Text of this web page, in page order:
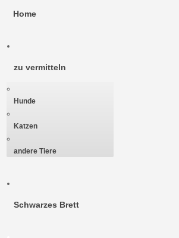
Home
zu vermitteln
Hunde
Katzen
andere Tiere
Schwarzes Brett